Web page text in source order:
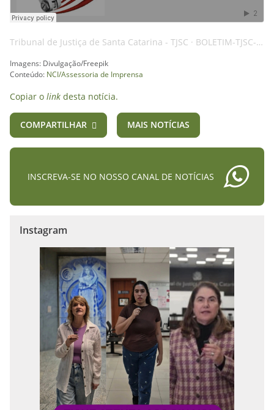
Tribunal de Justiça de Santa Catarina - TJSC · BOLETIM-TJSC-01ABR25-SOCIAL-AI
Imagens: Divulgação/Freepik
Conteúdo: NCI/Assessoria de Imprensa
Copiar o link desta notícia.
COMPARTILHAR MAIS NOTÍCIAS
INSCREVA-SE NO NOSSO CANAL DE NOTÍCIAS
Instagram